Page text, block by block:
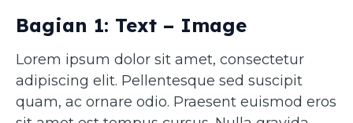
Bagian 1: Text – Image
Lorem ipsum dolor sit amet, consectetur
adipiscing elit. Pellentesque sed suscipit
quam, ac ornare odio. Praesent euismod eros